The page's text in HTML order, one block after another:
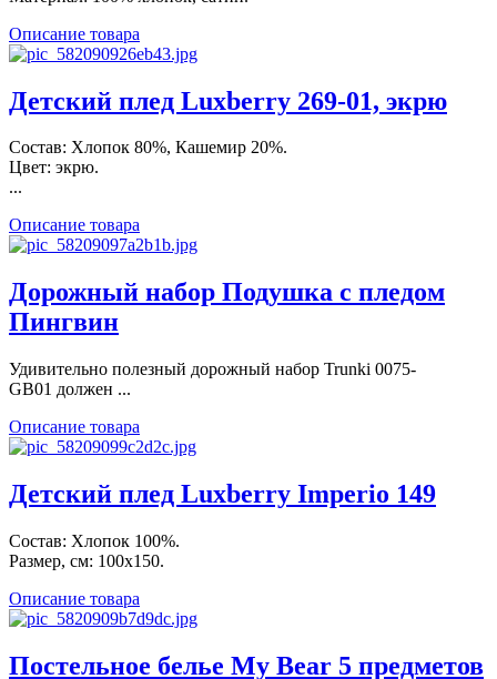
Описание товара
Детский плед Luxberry 269-01, экрю
Состав: Хлопок 80%, Кашемир 20%.
Цвет: экрю.
...
Описание товара
Дорожный набор Подушка с пледом
Пингвин
Удивительно полезный дорожный набор Trunki 0075-
GB01 должен ...
Описание товара
Детский плед Luxberry Imperio 149
Состав: Хлопок 100%.
Размер, см: 100х150.
Описание товара
Постельное белье My Bear 5 предметов